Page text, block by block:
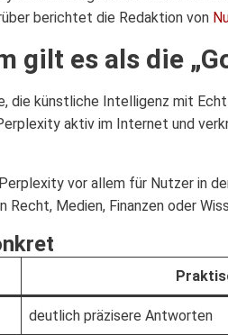
berichtet die Redaktion von
gilt es als die
die künstliche Intelligenz mit
aktiv im Internet und
vor allem für Nutzer in
Medien, Finanzen oder
deutlich präzisere Antworten